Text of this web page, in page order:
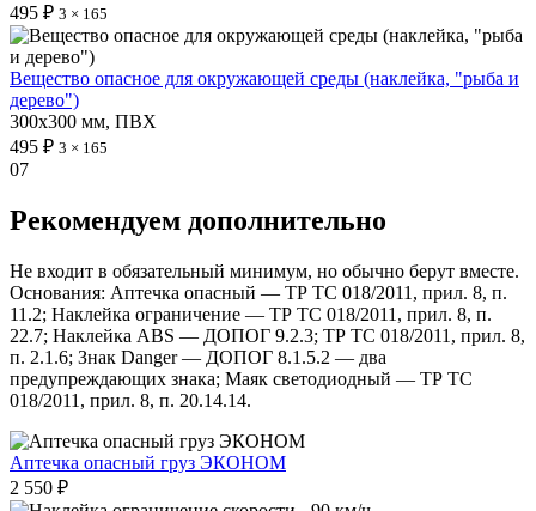
495 ₽ 3 × 165
Вещество опасное для окружающей среды (наклейка, "рыба и
дерево")
300х300 мм, ПВХ
495 ₽ 3 × 165
07
Рекомендуем дополнительно
Не входит в обязательный минимум, но обычно берут вместе.
Основания: Аптечка опасный — ТР ТС 018/2011, прил. 8, п.
11.2; Наклейка ограничение — ТР ТС 018/2011, прил. 8, п.
22.7; Наклейка ABS — ДОПОГ 9.2.3; ТР ТС 018/2011, прил. 8,
п. 2.1.6; Знак Danger — ДОПОГ 8.1.5.2 — два
предупреждающих знака; Маяк светодиодный — ТР ТС
018/2011, прил. 8, п. 20.14.14.
Аптечка опасный груз ЭКОНОМ
2 550 ₽